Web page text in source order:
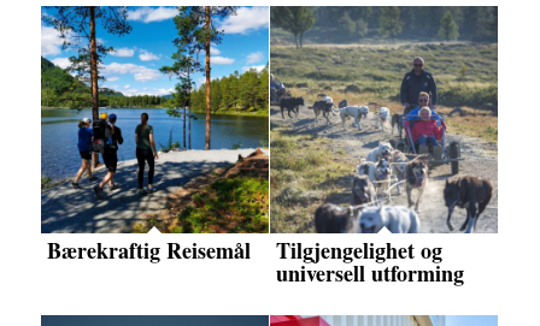
Bærekraftig Reisemål Tilgjengelighet og
universell utforming